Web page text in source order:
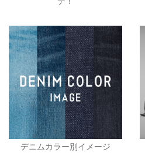
デニムカラー別イメージ